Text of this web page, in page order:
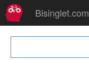
Bisinglet.com